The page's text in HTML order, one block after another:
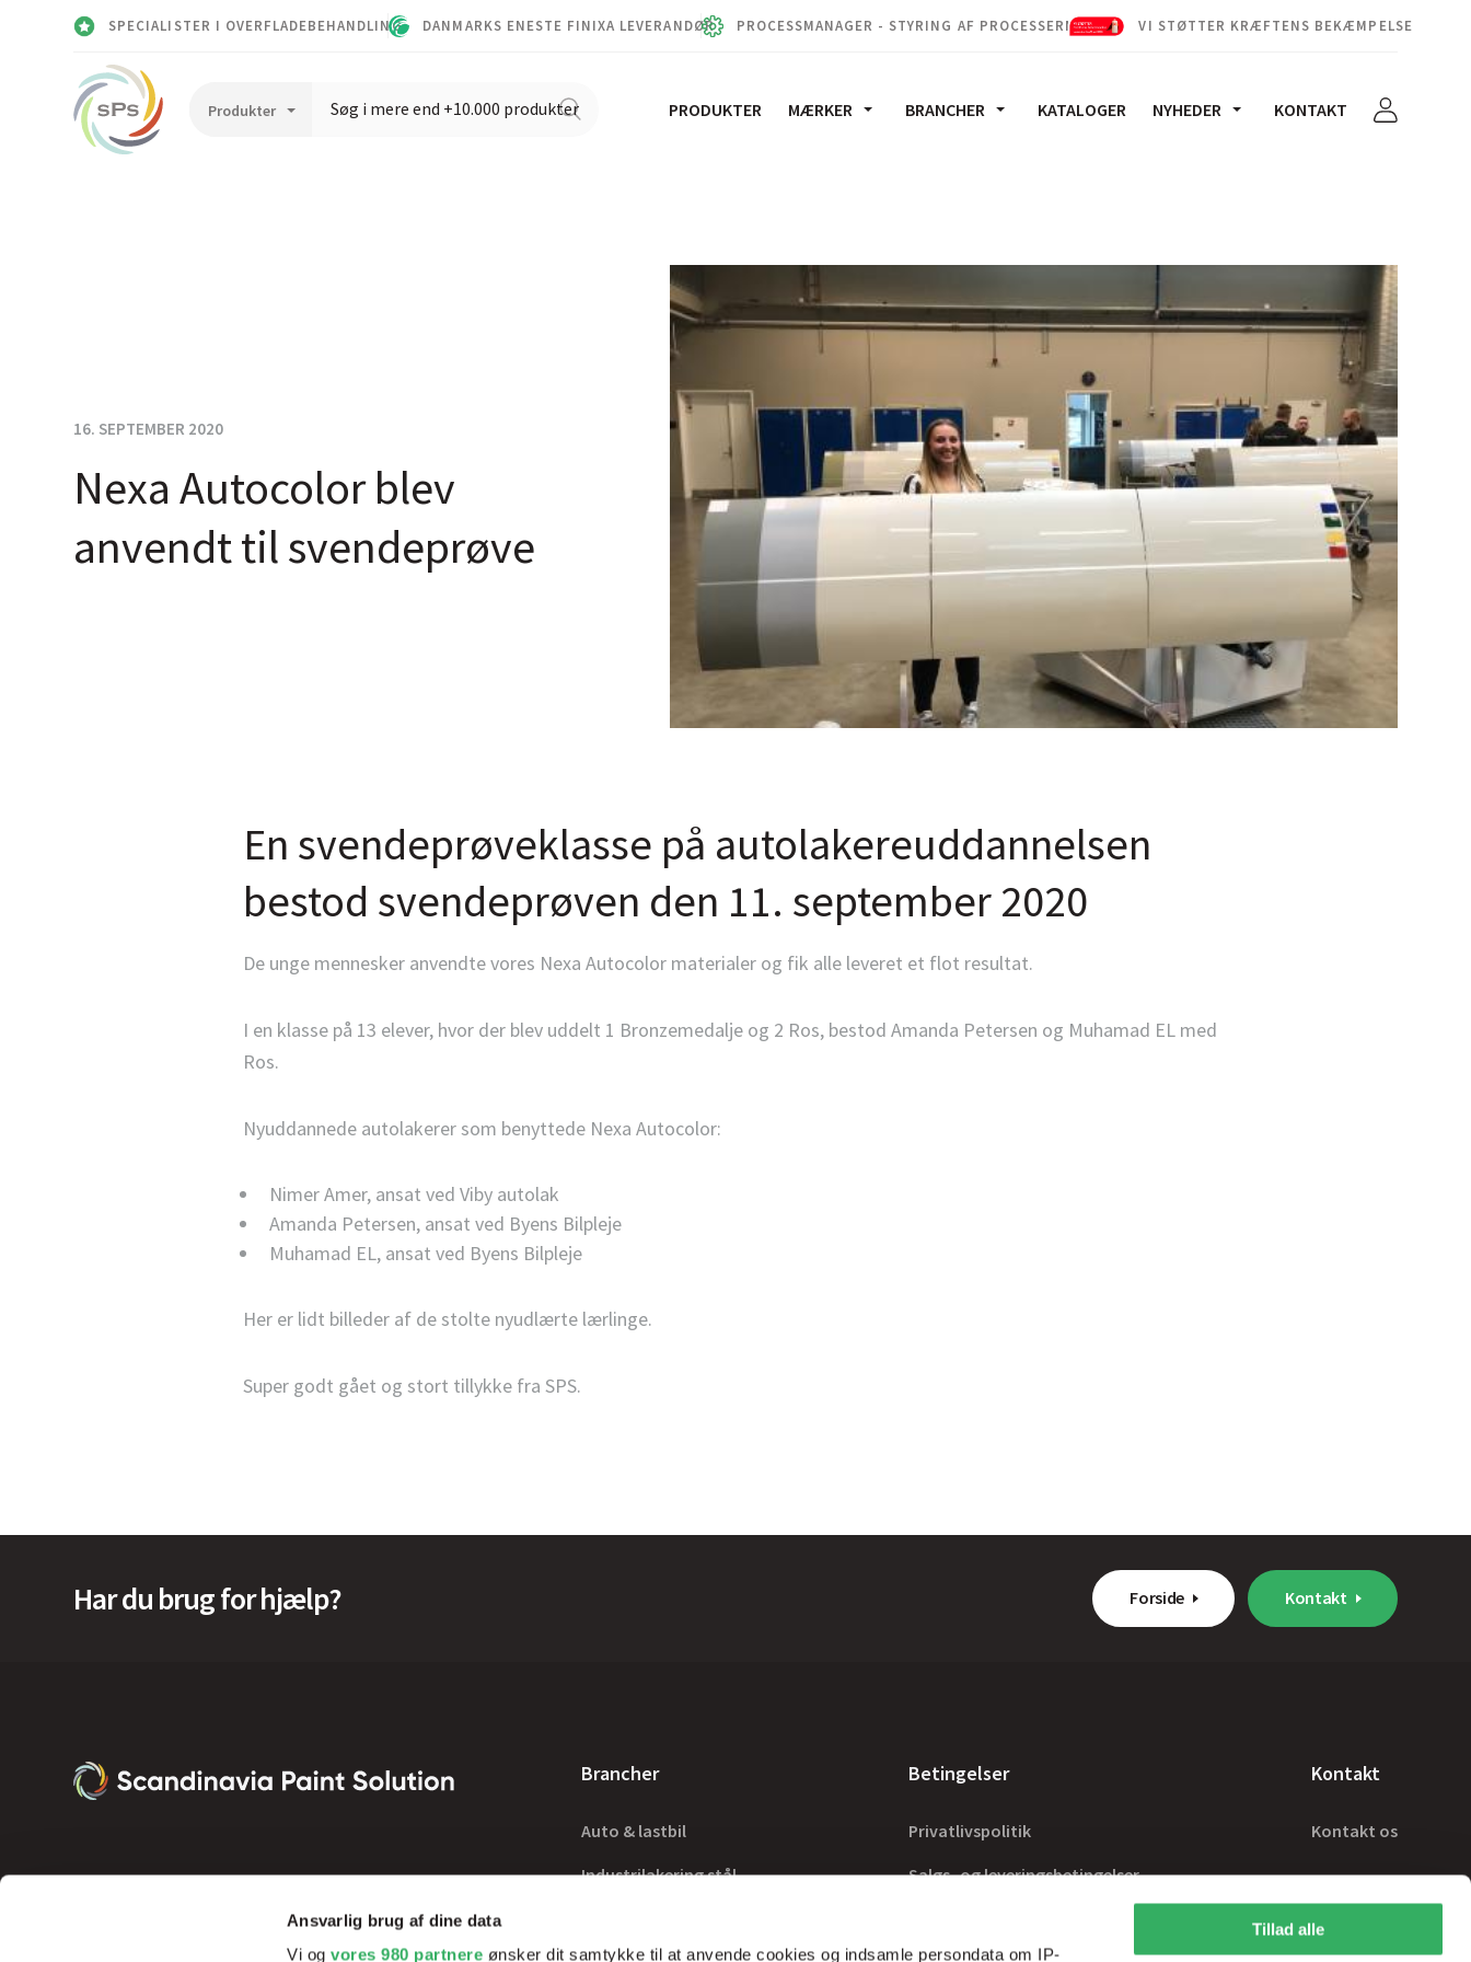
Ansvarlig brug af dine data
Vi ogvores 980 partnere ønsker dit samtykke til at anvende cookies og indsamle persondata om IP-
Tillad alle
SPECIALISTER I OVERFLADEBEHANDLING DANMARKS ENESTE FINIXA LEVERANDØR PROCESSMANAGER - STYRING AF PROCESSERNE VI STØTTER KRÆFTENS BEKÆMPELSE
PRODUKTER MÆRKER BRANCHER KATALOGER NYHEDER KONTAKT
16. SEPTEMBER 2020
Nexa Autocolor blev
anvendt til svendeprøve
En svendeprøveklasse på autolakereuddannelsen
bestod svendeprøven den 11. september 2020
De unge mennesker anvendte vores Nexa Autocolor materialer og fik alle leveret et flot resultat.
I en klasse på 13 elever, hvor der blev uddelt 1 Bronzemedalje og 2 Ros, bestod Amanda Petersen og Muhamad EL med
Ros.
Nyuddannede autolakerer som benyttede Nexa Autocolor:
Nimer Amer, ansat ved Viby autolak
Amanda Petersen, ansat ved Byens Bilpleje
Muhamad EL, ansat ved Byens Bilpleje
Her er lidt billeder af de stolte nyudlærte lærlinge.
Super godt gået og stort tillykke fra SPS.
Har du brug for hjælp? Forside Kontakt
Brancher
Auto & lastbil
Industrilakering stål
Betingelser
Privatlivspolitik
Salgs- og leveringsbetingelser
Kontakt
Kontakt os